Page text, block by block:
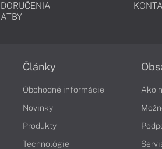
Články
Obchodné informácie
Novinky
Produkty
Technológie
Ako